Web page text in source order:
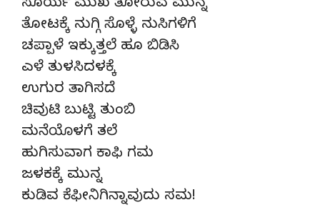
ಸೂರ್ಯ ಮುಖ ತೋರುವ ಮುನ್ನ
ತೋಟಕ್ಕೆ ನುಗ್ಗಿ ಸೊಳ್ಳೆ ನುಸಿಗಳಿಗೆ
ಚಪ್ಪಾಳೆ ಇಕ್ಕುತ್ತಲೆ ಹೂ ಬಿಡಿಸಿ
ಎಳೆ ತುಳಸಿದಳಕ್ಕೆ
ಉಗುರ ತಾಗಿಸದೆ
ಚಿವುಟಿ ಬುಟ್ಟಿ ತುಂಬಿ
ಮನೆಯೊಳಗೆ ತಲೆ
ಹುಗಿಸುವಾಗ ಕಾಫಿ ಗಮ
ಜಳಕಕ್ಕೆ ಮುನ್ನ
ಕುಡಿವ ಕೆಫೀನಿಗಿನ್ನಾವುದು ಸಮ!